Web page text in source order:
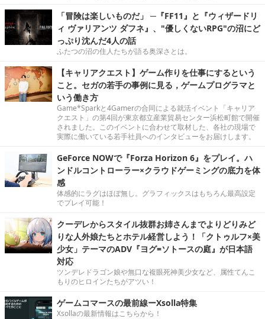
「冒険は楽しいものだ」 ─『FF11』と『ウィザードリ
ィ ヴァリアンツ ダフネ』、"優しくないRPG"の沼にど
っぷり沈んだ4人の話
ふたつの沼の住人たちが語る奥深さとは。
【キャリアクエスト】ゲーム作りを仕事にするという
こと。セガの若手の事例に見る，ゲームプログラマと
いう働き方
Game*Sparkと4Gamerの合同による就活イベント「キャリア
クエスト」の第4回が東京都立産業貿易センター浜松町館で開催
されました。このイベントに合わせて取材した、各社の現場で
実際に働いている若手社員へのインタビューをお届けします。
GeForce NOWで『Forza Horizon 6』をプレイ。ハ
ンドルコントローラー×クラウドゲーミングの底力を体
感
体感的にラグはほぼ無し。グラフィックスはもちろん最高設定
でプレイ可能！
クーデレからスタイル抜群お姉さんまでよりどりみど
りな人外娘たちとホテル経営しよう！「クトゥルフ×美
少女」テーマのADV『ヨグ=ソトースの庭』が日本語
対応
ツンデレドラゴン娘や無口な複眼死神美少女など、属性てんこ
もりのヒロインたちがアツい！
ゲームコマースの最前線ーXsolla特集
Xsollaの最新情報はこちらから！